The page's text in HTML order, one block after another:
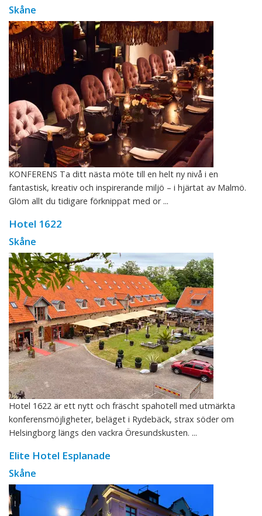
Skåne
KONFERENS Ta ditt nästa möte till en helt ny nivå i en
fantastisk, kreativ och inspirerande miljö – i hjärtat av Malmö.
Glöm allt du tidigare förknippat med or ...
Hotel 1622
Skåne
Hotel 1622 är ett nytt och fräscht spahotell med utmärkta
konferensmöjligheter, beläget i Rydebäck, strax söder om
Helsingborg längs den vackra Öresundskusten. ...
Elite Hotel Esplanade
Skåne